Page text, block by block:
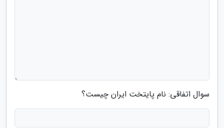
سوال اتفاقی: نام پایتخت ایران چیست؟